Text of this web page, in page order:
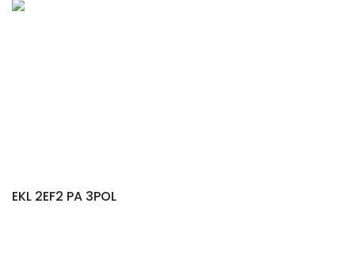
EKL 2EF2 PA 3POL